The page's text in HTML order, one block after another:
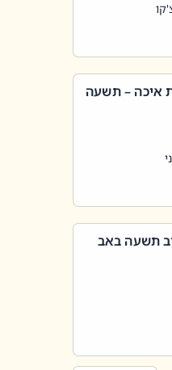
איכה – תשעה
תשעה באב